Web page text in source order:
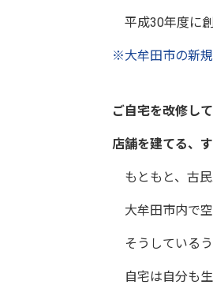
平成30年度に
※大牟田市の新
ご自宅を改修し
店舗を建てる、
もともと、古民
大牟田市内で空
そうしているう
自宅は自分も生